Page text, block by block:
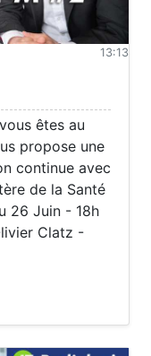
13:13
êtes au
propose une
continue avec
de la Santé
26 Juin - 18h
Clatz -